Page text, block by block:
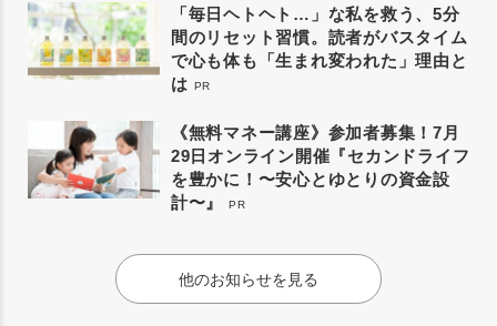
「毎日ヘトヘト…」な私を救う、5分
間のリセット習慣。読者がバスタイム
で心も体も「生まれ変われた」理由と
は PR
《無料マネー講座》参加者募集！7月
29日オンライン開催『セカンドライフ
を豊かに！〜安心とゆとりの資金設
計〜』
PR
他のお知らせを見る